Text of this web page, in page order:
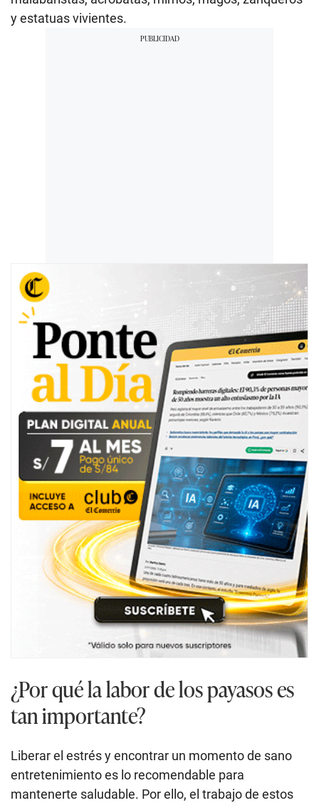
y estatuas vivientes.
¿Por qué la labor de los payasos es
tan importante?
Liberar el estrés y encontrar un momento de sano
entretenimiento es lo recomendable para
mantenerte saludable. Por ello, el trabajo de estos